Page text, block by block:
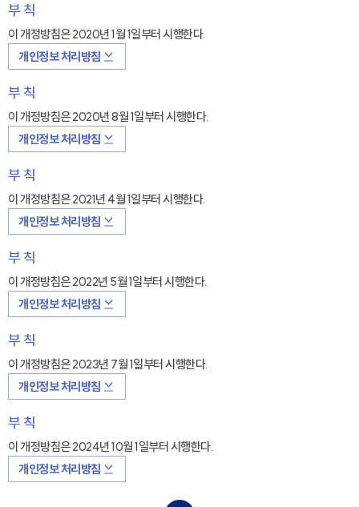
부 칙
이 개정방침은 2020년 1월 1일부터 시행한다.
개인정보 처리방침
부 칙
이 개정방침은 2020년 8월 1일부터 시행한다.
개인정보 처리방침
부 칙
이 개정방침은 2021년 4월 1일부터 시행한다.
개인정보 처리방침
부 칙
이 개정방침은 2022년 5월 1일부터 시행한다.
개인정보 처리방침
부 칙
이 개정방침은 2023년 7월 1일부터 시행한다.
개인정보 처리방침
부 칙
이 개정방침은 2024년 10월 1일부터 시행한다.
개인정보 처리방침